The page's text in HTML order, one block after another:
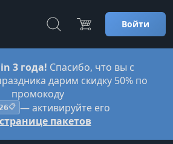
Войти
3 года! Спасибо, что вы с
дарим скидку 50% по
промокоду
📋 — активируйте его
пакетов